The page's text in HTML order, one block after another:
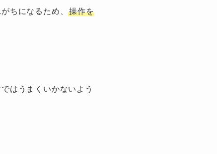
ちになるため、操作を
はうまくいかないよう